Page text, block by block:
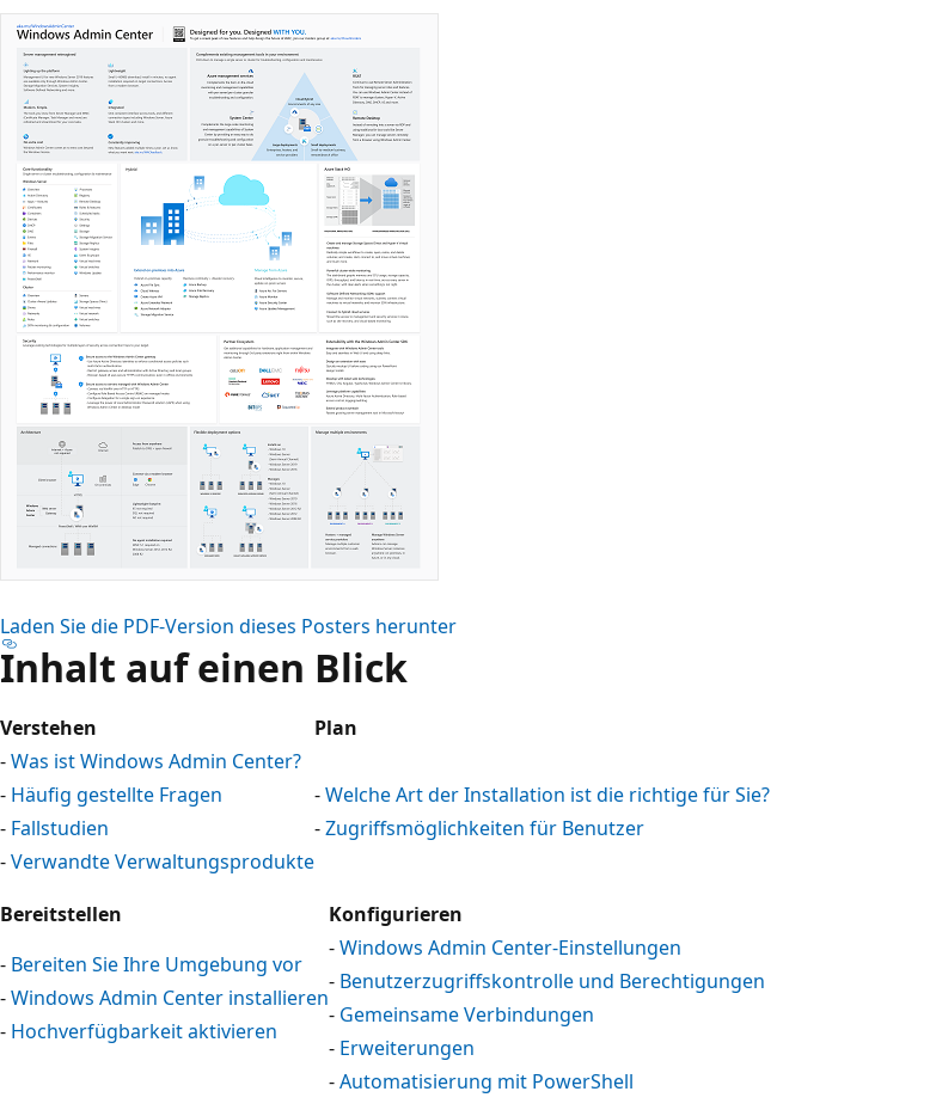
Laden Sie die PDF-Version dieses Posters herunter
Inhalt auf einen Blick
Verstehen
Plan
-Was ist Windows Admin Center?
- Häufig gestellte Fragen
- Fallstudien
-Verwandte Verwaltungsprodukte
-Welche Art der Installation ist die richtige für Sie?
-Zugriffsmöglichkeiten für Benutzer
Bereitstellen
Konfigurieren
- Bereiten Sie Ihre Umgebung vor
-Windows Admin Center installieren
- Hochverfügbarkeit aktivieren
-Windows Admin Center-Einstellungen
- Benutzerzugriffskontrolle und Berechtigungen
- Gemeinsame Verbindungen
- Erweiterungen
-Automatisierung mit PowerShell